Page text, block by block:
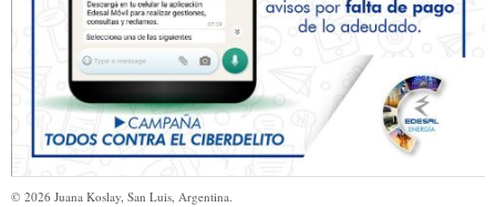
© 2026 Juana Koslay, San Luis, Argentina.